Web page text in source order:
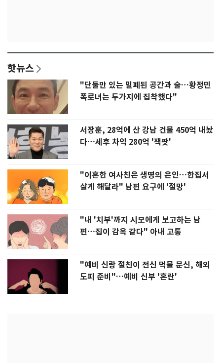
핫뉴스
"단둘만 있는 밀폐된 공간과 술…황정민
폭로녀는 두가지에 집착했다"
서장훈, 28억에 산 강남 건물 450억 내놨
다…세후 차익 280억 '잭팟'
"이혼한 여사친은 생명의 은인…한집서
살게 해달라" 남편 요구에 '절망'
"내 '치부'까지 시모에게 보고하는 남
편…집이 감옥 같다" 아내 고통
"예비 신랑 절친이 전신 먹물 문신, 해외
도피 준비"…예비 신부 '혼란'